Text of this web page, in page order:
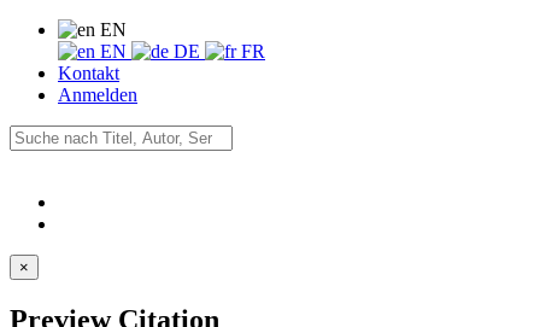
EN
EN
DE
FR
Kontakt
Anmelden
×
Preview Citation